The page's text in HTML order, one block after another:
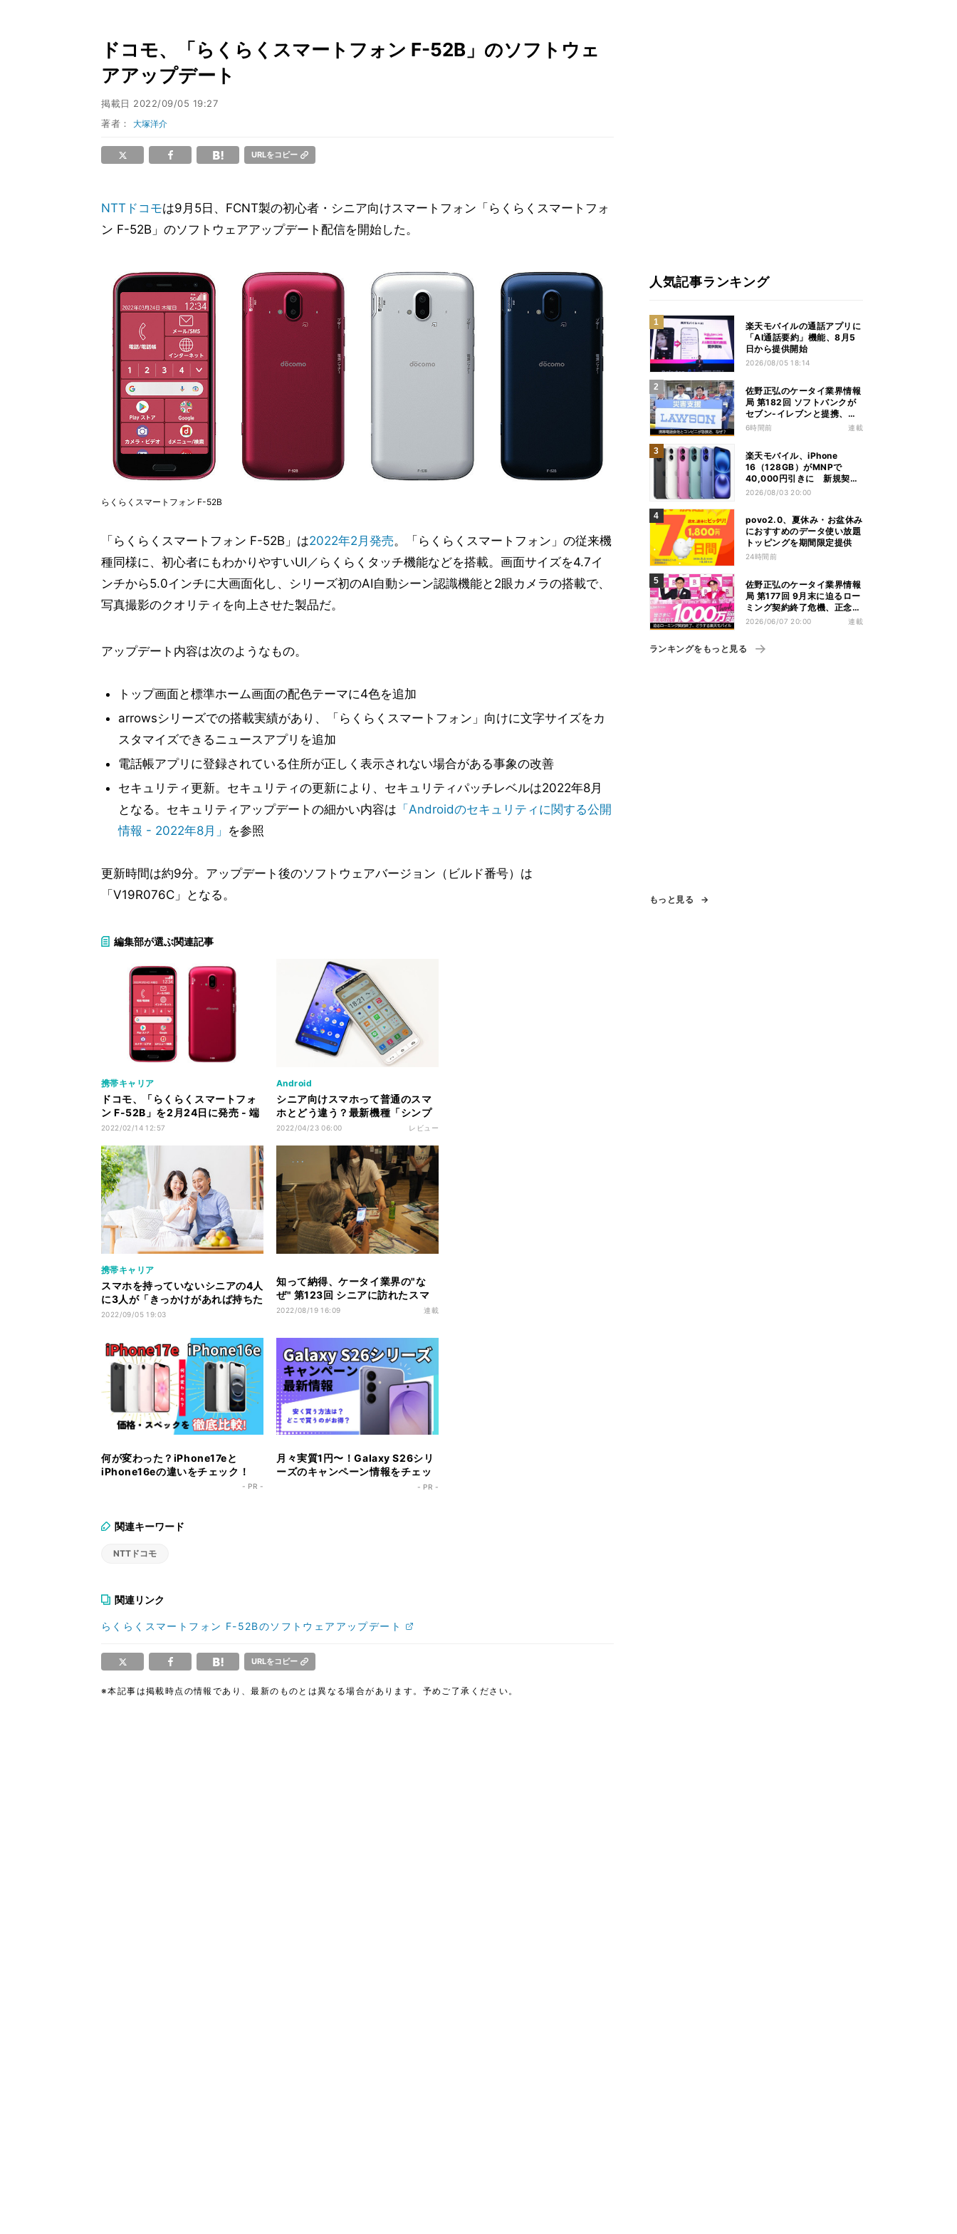
ドコモ、「らくらくスマートフォン F-52B」のソフトウェ
アアップデート
掲載日 2022/09/05 19:27
著者：大塚洋介
URLをコピー
NTTドコモは9月5日、FCNT製の初心者・シニア向けスマートフォン「らくらくスマートフォ
ン F-52B」のソフトウェアアップデート配信を開始した。
らくらくスマートフォン F-52B
「らくらくスマートフォン F-52B」は2022年2月発売。「らくらくスマートフォン」の従来機
種同様に、初心者にもわかりやすいUI／らくらくタッチ機能などを搭載。画面サイズを4.7イ
ンチから5.0インチに大画面化し、シリーズ初のAI自動シーン認識機能と2眼カメラの搭載で、
写真撮影のクオリティを向上させた製品だ。
アップデート内容は次のようなもの。
トップ画面と標準ホーム画面の配色テーマに4色を追加
arrowsシリーズでの搭載実績があり、「らくらくスマートフォン」向けに文字サイズをカ
スタマイズできるニュースアプリを追加
電話帳アプリに登録されている住所が正しく表示されない場合がある事象の改善
セキュリティ更新。セキュリティの更新により、セキュリティパッチレベルは2022年8月
となる。セキュリティアップデートの細かい内容は 「Androidのセキュリティに関する公開
情報 - 2022年8月」 を参照
更新時間は約9分。アップデート後のソフトウェアバージョン（ビルド番号）は
「V19R076C」となる。
編集部が選ぶ関連記事
携帯キャリア
ドコモ、「らくらくスマートフォ
ン F-52B」を2月24日に発売 - 端
末価格51,744円
2022/02/14 12:57
Android
シニア向けスマホって普通のスマ
ホとどう違う？最新機種「シンプ
ルスマホ6」を試す
2022/04/23 06:00 レビュー
携帯キャリア
スマホを持っていないシニアの4人
に3人が「きっかけがあれば持ちた
い」
2022/09/05 19:03
知って納得、ケータイ業界の"な
ぜ" 第123回 シニアに訪れたスマ
ートフォンブーム、「10年遅れ」
2022/08/19 16:09 連載
何が変わった？iPhone17eと
iPhone16eの違いをチェック！
- PR -
月々実質1円〜！Galaxy S26シリ
ーズのキャンペーン情報をチェッ
- PR -
関連キーワード
NTTドコモ
関連リンク
らくらくスマートフォン F-52Bのソフトウェアアップデート
URLをコピー
※本記事は掲載時点の情報であり、最新のものとは異なる場合があります。予めご了承ください。
人気記事ランキング
楽天モバイルの通話アプリに
「AI通話要約」機能、8月5
日から提供開始
2026/08/05 18:14
佐野正弘のケータイ業界情報
局 第182回 ソフトバンクが
セブン-イレブンと提携、携
帯電話会社とコンビニが急接
6時間前 連載
楽天モバイル、iPhone
16（128GB）がMNPで
40,000円引きに 新規契約
でも40,000ポイントを還元
2026/08/03 20:00
povo2.0、夏休み・お盆休み
におすすめのデータ使い放題
トッピングを期間限定提供
24時間前
佐野正弘のケータイ業界情報
局 第177回 9月末に迫るロー
ミング契約終了危機、正念場
を迎える楽天モバイルはどう
2026/06/07 20:00 連載
ランキングをもっと見る
もっと見る